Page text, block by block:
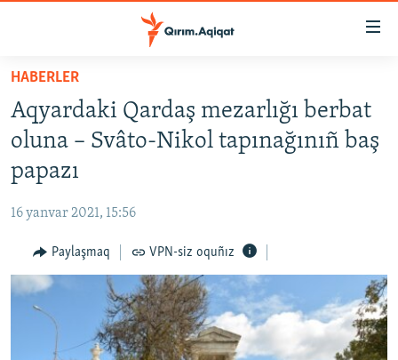
Esas
qaytmaq
Baş
qaytmaq
Qıdıruvğa
qaytmaq
HABERLER
SİYASET
MEDENİYET
İNSAN AQLARI
VİDEO
SÜRET
BLOGLAR
HABERLER
Aqyardaki Qardaş mezarlığı berbat
oluna – Svâto-Nikol tapınağınıñ baş
papazı
16 yanvar 2021, 15:56
Paylaşmaq VPN-siz oquñız